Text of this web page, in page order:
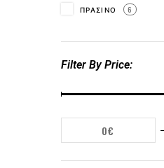
ΠΡΑΣΙΝΟ 6
Filter By Price
0€